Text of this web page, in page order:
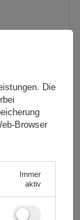
+
(2
Die
Browser
Immer
aktiv